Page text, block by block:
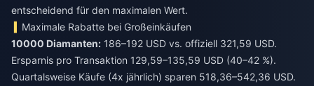
entscheidend für den maximalen Wert.
Maximale Rabatte bei Großeinkäufen
10000 Diamanten: 186–192 USD vs. offiziell 321,59 USD.
Ersparnis pro Transaktion 129,59–135,59 USD (40–42 %).
Quartalsweise Käufe (4x jährlich) sparen 518,36–542,36 USD.